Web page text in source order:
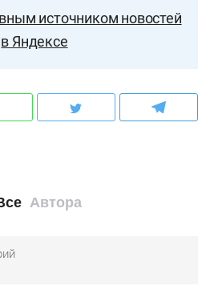
источником новостей
в Яндексе
Автора